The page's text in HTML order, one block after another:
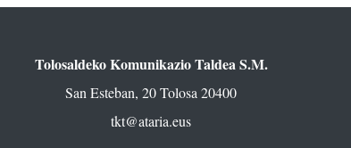
Tolosaldeko Komunikazio Taldea S.M.
San Esteban, 20 Tolosa 20400
tkt@ataria.eus